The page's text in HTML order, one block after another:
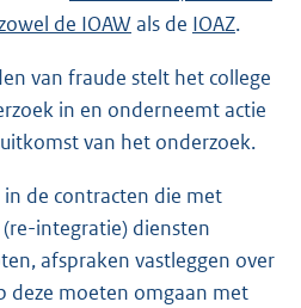
de IOAWals de IOAZ.
van fraude stelt het college
in en onderneemt actie
van het onderzoek.
in de contracten die met
integratie) diensten
afspraken vastleggen over
deze moeten omgaan met